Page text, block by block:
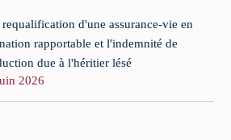
d'une assurance-vie en
rapportable et l'indemnité de
due à l'héritier lésé
2026